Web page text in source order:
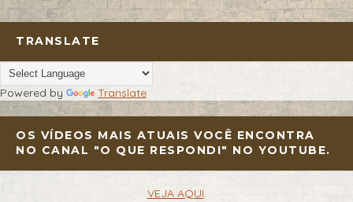
TRANSLATE
Powered by Translate
OS VÍDEOS MAIS ATUAIS VOCÊ ENCONTRA
NO CANAL "O QUE RESPONDI" NO YOUTUBE.
VEJA AQUI.